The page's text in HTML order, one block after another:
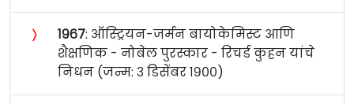
〉 १९६७: ऑस्ट्रियन-जर्मन बायोकेमिस्ट आणि
शैक्षणिक - नोबेल पुरस्कार - रिचर्ड कुहन यांचे
निधन (जन्म: ३ डिसेंबर १९००)